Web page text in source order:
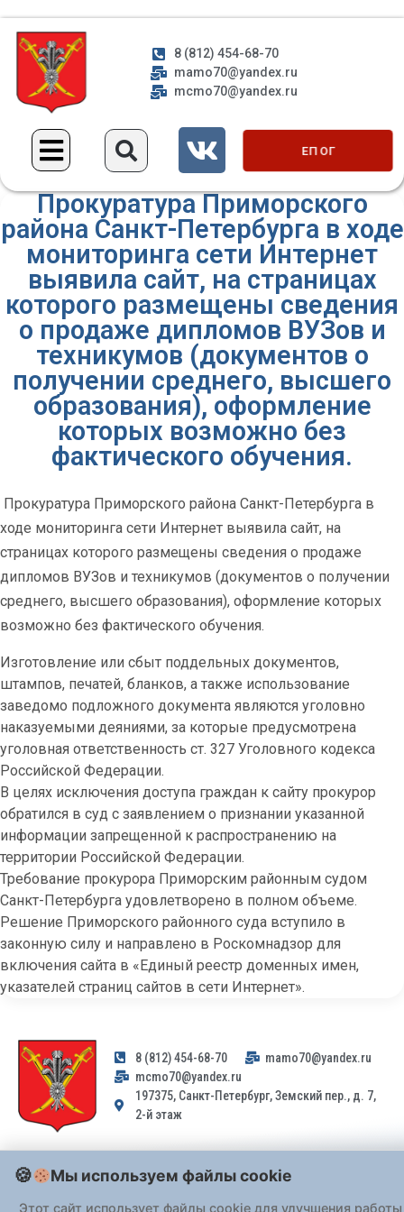
8 (812) 454-68-70
mamo70@yandex.ru
mcmo70@yandex.ru
ЕП ОГ
Прокуратура Приморского
района Санкт-Петербурга в ходе
мониторинга сети Интернет
выявила сайт, на страницах
которого размещены сведения
о продаже дипломов ВУЗов и
техникумов (документов о
получении среднего, высшего
образования), оформление
которых возможно без
фактического обучения.
Прокуратура Приморского района Санкт-Петербурга в
ходе мониторинга сети Интернет выявила сайт, на
страницах которого размещены сведения о продаже
дипломов ВУЗов и техникумов (документов о получении
среднего, высшего образования), оформление которых
возможно без фактического обучения.
Изготовление или сбыт поддельных документов,
штампов, печатей, бланков, а также использование
заведомо подложного документа являются уголовно
наказуемыми деяниями, за которые предусмотрена
уголовная ответственность ст. 327 Уголовного кодекса
Российской Федерации.
В целях исключения доступа граждан к сайту прокурор
обратился в суд с заявлением о признании указанной
информации запрещенной к распространению на
территории Российской Федерации.
Требование прокурора Приморским районным судом
Санкт-Петербурга удовлетворено в полном объеме.
Решение Приморского районного суда вступило в
законную силу и направлено в Роскомнадзор для
включения сайта в «Единый реестр доменных имен,
указателей страниц сайтов в сети Интернет».
8 (812) 454-68-70
mamo70@yandex.ru
mcmo70@yandex.ru
197375, Санкт-Петербург, Земский пер., д. 7,
2-й этаж
адрес email, не могут быть рассмотрены на основании
Мы используем файлы cookie
Этот сайт использует файлы cookie для улучшения работы